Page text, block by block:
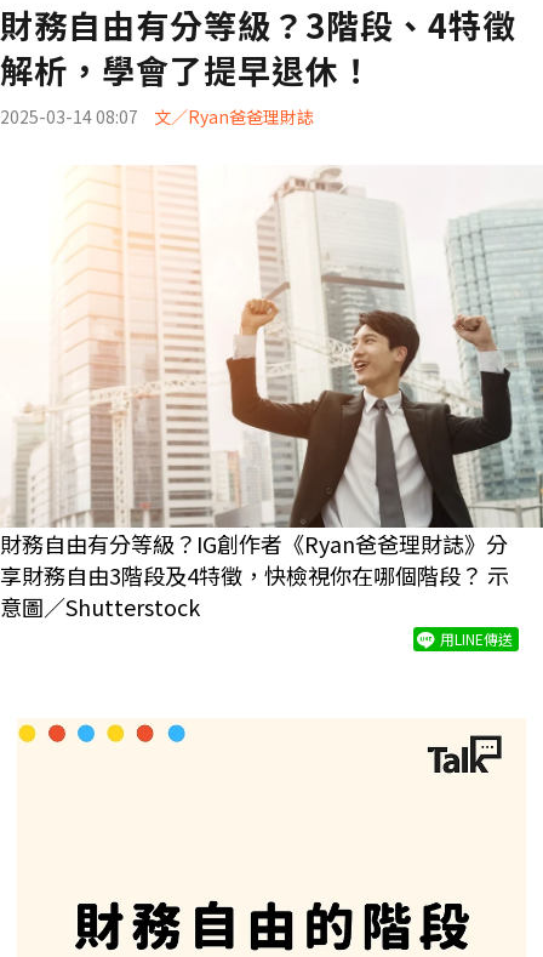
財務自由有分等級？3階段、4特徵
解析，學會了提早退休！
2025-03-14 08:07 文／Ryan爸爸理財誌
財務自由有分等級？IG創作者《Ryan爸爸理財誌》分
享財務自由3階段及4特徵，快檢視你在哪個階段？ 示
意圖／Shutterstock
用LINE傳送